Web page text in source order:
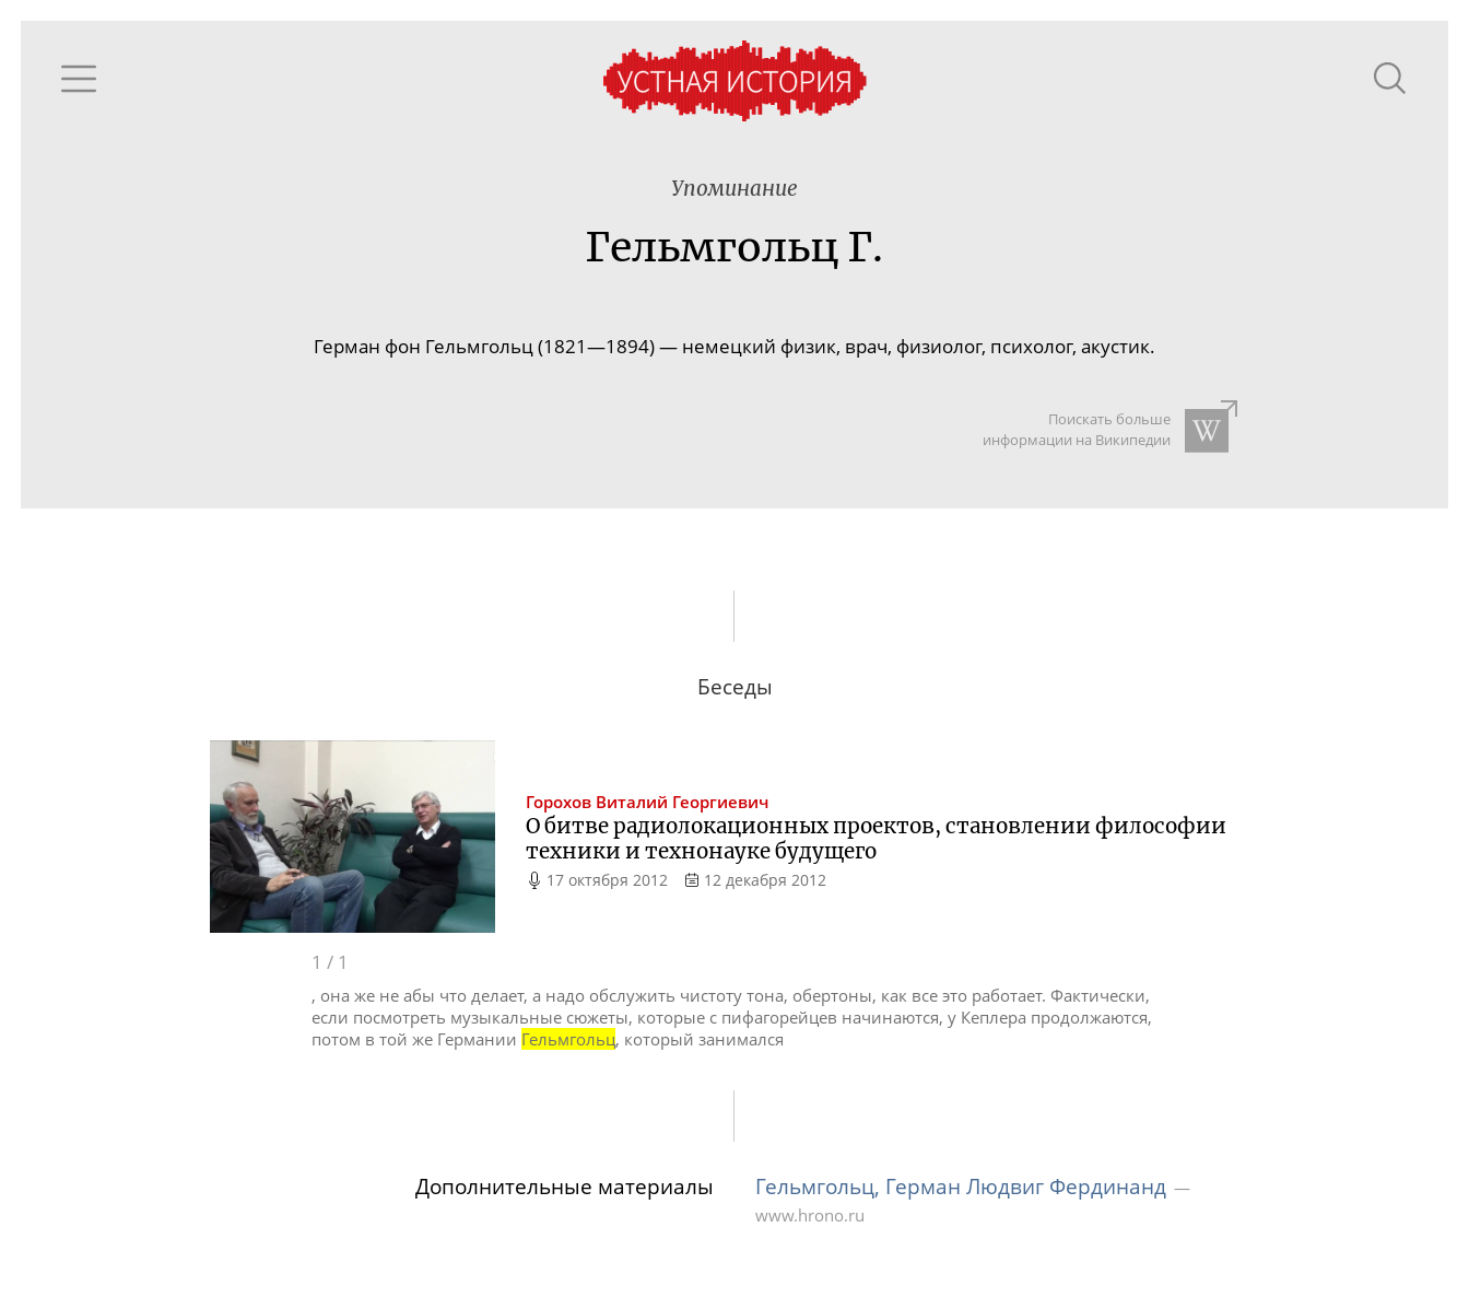
Упоминание
Гельмгольц Г.
Герман фон Гельмгольц (1821—1894) — немецкий физик, врач, физиолог, психолог, акустик.
Поискать больше
информации на Википедии
Беседы
Горохов Виталий Георгиевич
О битве радиолокационных проектов, становлении философии
техники и технонауке будущего
17 октября 2012 12 декабря 2012
1 / 1
, она же не абы что делает, а надо обслужить чистоту тона, обертоны, как все это работает. Фактически,
если посмотреть музыкальные сюжеты, которые с пифагорейцев начинаются, у Кеплера продолжаются,
потом в той же Германии Гельмгольц, который занимался
Дополнительные материалы Гельмгольц, Герман Людвиг Фердинанд
www.hrono.ru